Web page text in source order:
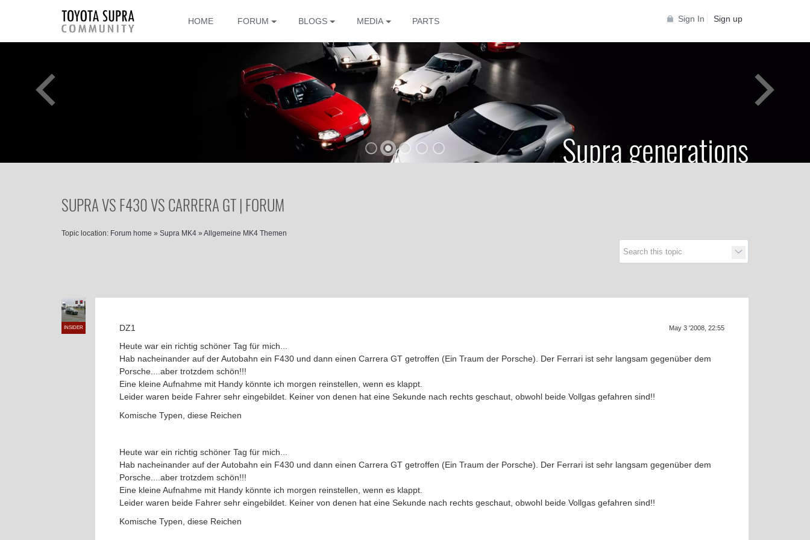
Sign In Sign up
HOME FORUM BLOGS MEDIA PARTS
Supra
Supra generations
SUPRA VS F430 VS CARRERA GT | FORUM
Topic location: Forum home » Supra MK4 » Allgemeine MK4 Themen
INSIDER DZ1 May 3 '2008, 22:55
Heute war ein richtig schöner Tag für mich...
Hab nacheinander auf der Autobahn ein F430 und dann einen Carrera GT getroffen (Ein Traum der Porsche). Der Ferrari ist sehr langsam gegenüber dem
Porsche....aber trotzdem schön!!!
Eine kleine Aufnahme mit Handy könnte ich morgen reinstellen, wenn es klappt.
Leider waren beide Fahrer sehr eingebildet. Keiner von denen hat eine Sekunde nach rechts geschaut, obwohl beide Vollgas gefahren sind!!
Komische Typen, diese Reichen
Heute war ein richtig schöner Tag für mich...
Hab nacheinander auf der Autobahn ein F430 und dann einen Carrera GT getroffen (Ein Traum der Porsche). Der Ferrari ist sehr langsam gegenüber dem
Porsche....aber trotzdem schön!!!
Eine kleine Aufnahme mit Handy könnte ich morgen reinstellen, wenn es klappt.
Leider waren beide Fahrer sehr eingebildet. Keiner von denen hat eine Sekunde nach rechts geschaut, obwohl beide Vollgas gefahren sind!!
Komische Typen, diese Reichen